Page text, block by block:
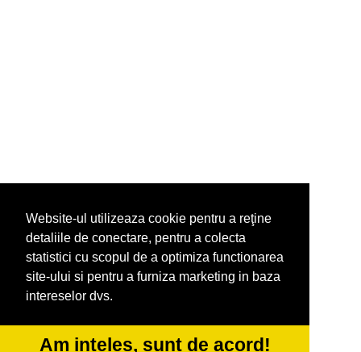
Website-ul utilizeaza cookie pentru a reţine
detaliile de conectare, pentru a colecta
statistici cu scopul de a optimiza functionarea
site-ului si pentru a furniza marketing in baza
intereselor dvs.
Am inteles, sunt de acord!